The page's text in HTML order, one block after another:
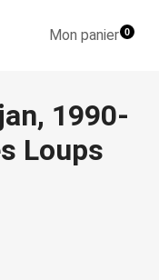
Mon panier0
1990-
Loups